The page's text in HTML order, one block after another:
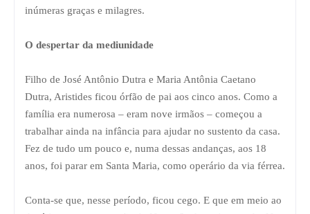
inúmeras graças e milagres.
O despertar da mediunidade
Filho de José Antônio Dutra e Maria Antônia Caetano
Dutra, Aristides ficou órfão de pai aos cinco anos. Como a
família era numerosa – eram nove irmãos – começou a
trabalhar ainda na infância para ajudar no sustento da casa.
Fez de tudo um pouco e, numa dessas andanças, aos 18
anos, foi parar em Santa Maria, como operário da via férrea.
Conta-se que, nesse período, ficou cego. E que em meio ao